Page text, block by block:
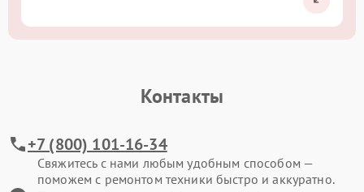
Контакты
+7 (800) 101-16-34
Свяжитесь с нами любым удобным способом —
поможем с ремонтом техники быстро и аккуратно.